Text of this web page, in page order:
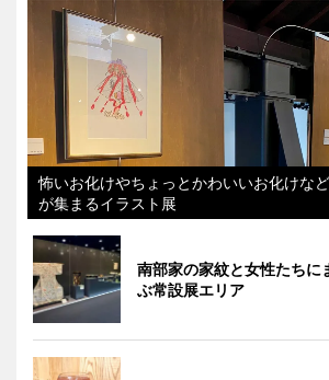
怖いお化けやちょっとかわいいお化けな
が集まるイラスト展
南部家の家紋と女性たちに
ぶ常設展エリア